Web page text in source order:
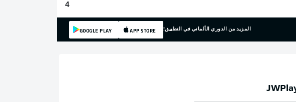
4
المزيد من الدوري الألماني في التطبيق! APP STORE
GOOGLE PLAY